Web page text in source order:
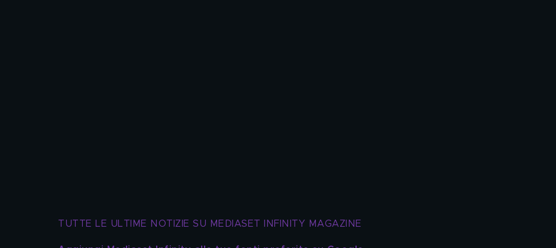
TUTTE LE ULTIME NOTIZIE SU MEDIASET INFINITY MAGAZINE